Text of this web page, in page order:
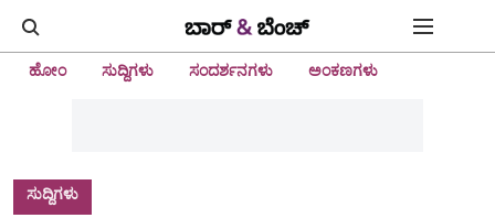
ಹೋಂ ಸುದ್ದಿಗಳು ಸಂದರ್ಶನಗಳು ಅಂಕಣಗಳು
ಸುದ್ದಿಗಳು